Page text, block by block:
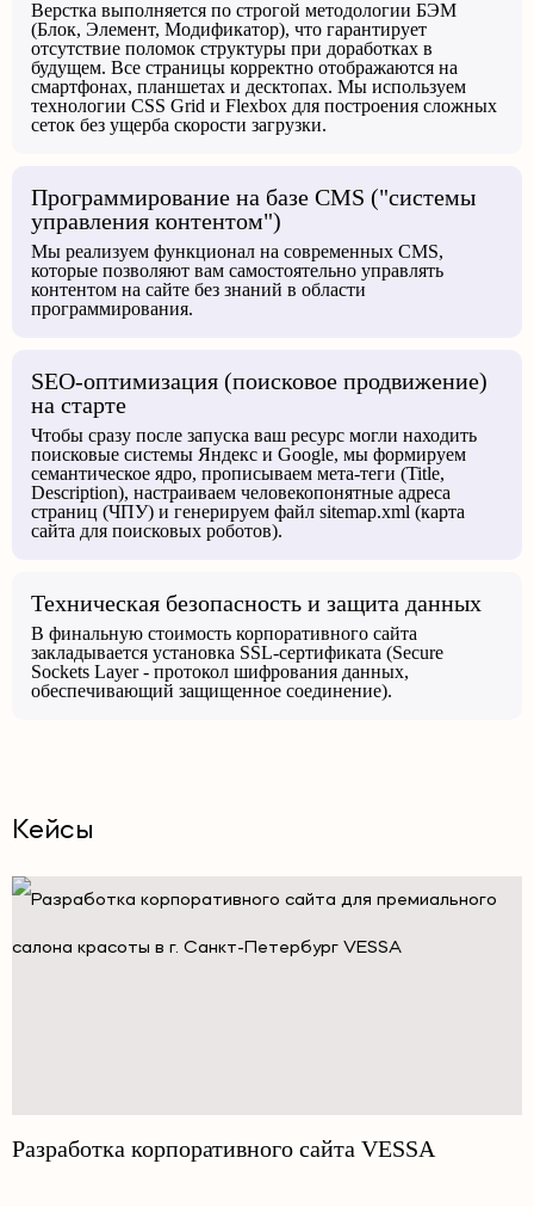
Верстка выполняется по строгой методологии БЭМ
(Блок, Элемент, Модификатор), что гарантирует
отсутствие поломок структуры при доработках в
будущем. Все страницы корректно отображаются на
смартфонах, планшетах и десктопах. Мы используем
технологии CSS Grid и Flexbox для построения сложных
сеток без ущерба скорости загрузки.
Программирование на базе CMS ("системы
управления контентом")
Мы реализуем функционал на современных CMS,
которые позволяют вам самостоятельно управлять
контентом на сайте без знаний в области
программирования.
SEO-оптимизация (поисковое продвижение)
на старте
Чтобы сразу после запуска ваш ресурс могли находить
поисковые системы Яндекс и Google, мы формируем
семантическое ядро, прописываем мета-теги (Title,
Description), настраиваем человекопонятные адреса
страниц (ЧПУ) и генерируем файл sitemap.xml (карта
сайта для поисковых роботов).
Техническая безопасность и защита данных
В финальную стоимость корпоративного сайта
закладывается установка SSL-сертификата (Secure
Sockets Layer - протокол шифрования данных,
обеспечивающий защищенное соединение).
Кейсы
Разработка корпоративного сайта VESSA